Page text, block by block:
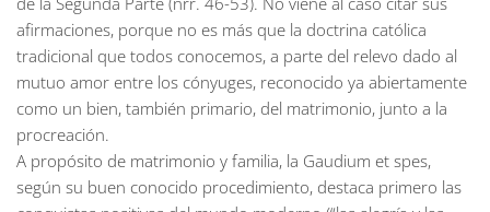
afirmaciones, porque no es más que la doctrina católica
tradicional que todos conocemos, a parte del relevo dado al
mutuo amor entre los cónyuges, reconocido ya abiertamente
como un bien, también primario, del matrimonio, junto a la
procreación.
A propósito de matrimonio y familia, la Gaudium et spes,
según su buen conocido procedimiento, destaca primero las